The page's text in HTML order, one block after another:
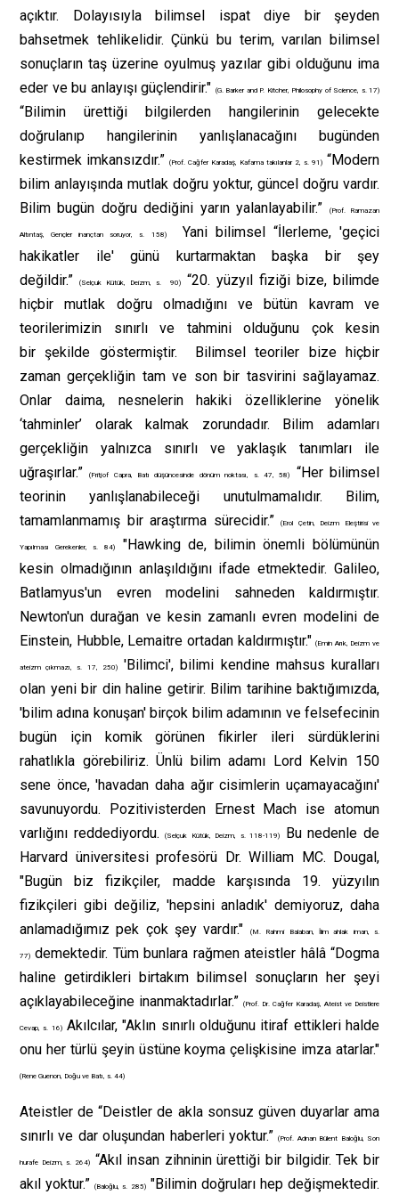
açıktır. Dolayısıyla bilimsel ispat diye bir şeyden
bahsetmek tehlikelidir. Çünkü bu terim, varılan bilimsel
sonuçların taş üzerine oyulmuş yazılar gibi olduğunu ima
eder ve bu anlayışı güçlendirir." (G. Barker and P. Kitcher, Philosophy of Science, s. 17)
“Bilimin ürettiği bilgilerden hangilerinin gelecekte
doğrulanıp hangilerinin yanlışlanacağını bugünden
kestirmek imkansızdır.” (Prof. Cağfer Karadaş, Kafama takılanlar 2, s. 91) “Modern
bilim anlayışında mutlak doğru yoktur, güncel doğru vardır.
Bilim bugün doğru dediğini yarın yalanlayabilir.”
(Prof. Ramazan
Altıntaş, Gençler inançtan soruyor, s. 158)Yani bilimsel “İlerleme, 'geçici
hakikatler ile' günü kurtarmaktan başka bir şey
değildir.”
(Selçuk Kütük, Deizm, s. 90)
“20. yüzyıl fiziği bize, bilimde
hiçbir mutlak doğru olmadığını ve bütün kavram ve
teorilerimizin sınırlı ve tahmini olduğunu çok kesin
bir şekilde göstermiştir. Bilimsel teoriler bize hiçbir
zaman gerçekliğin tam ve son bir tasvirini sağlayamaz.
Onlar daima, nesnelerin hakiki özelliklerine yönelik
‘tahminler’ olarak kalmak zorundadır. Bilim adamları
gerçekliğin yalnızca sınırlı ve yaklaşık tanımları ile
uğraşırlar.”(Fritjof Capra, Batı düşüncesinde dönüm noktası, s. 47, 58)
“Her bilimsel
teorinin yanlışlanabileceği unutulmamalıdır. Bilim,
tamamlanmamış bir araştırma sürecidir.”
(Erol Çetin, Deizm Eleştirisi ve
Yapılması Gerekenler, s. 84)"Hawking de, bilimin önemli bölümünün
kesin olmadığının anlaşıldığını ifade etmektedir. Galileo,
Batlamyus'un evren modelini sahneden kaldırmıştır.
Newton'un durağan ve kesin zamanlı evren modelini de
Einstein, Hubble, Lemaitre ortadan kaldırmıştır."(Emin Arık, Deizm ve
ateizm çıkmazı, s. 17, 250)'Bilimci', bilimi kendine mahsus kuralları
olan yeni bir din haline getirir. Bilim tarihine baktığımızda,
'bilim adına konuşan' birçok bilim adamının ve felsefecinin
bugün için komik görünen fikirler ileri sürdüklerini
rahatlıkla görebiliriz. Ünlü bilim adamı Lord Kelvin 150
sene önce, 'havadan daha ağır cisimlerin uçamayacağını'
savunuyordu. Pozitivisterden Ernest Mach ise atomun
varlığını reddediyordu.(Selçuk Kütük, Deizm, s. 118-119)
Bu nedenle de
Harvard üniversitesi profesörü Dr. William MC. Dougal,
"Bugün biz fizikçiler, madde karşısında 19. yüzyılın
fizikçileri gibi değiliz, 'hepsini anladık' demiyoruz, daha
anlamadığımız pek çok şey vardır."
(M. Rahmi Balaban, İlim ahlak iman, s.
77) demektedir. Tüm bunlara rağmen ateistler hâlâ “Dogma
haline getirdikleri birtakım bilimsel sonuçların her şeyi
açıklayabileceğine inanmaktadırlar.” (Prof. Dr. Cağfer Karadaş, Ateist ve Deistlere
Cevap, s. 16)Akılcılar, "Aklın sınırlı olduğunu itiraf ettikleri halde
onu her türlü şeyin üstüne koyma çelişkisine imza atarlar."
(Rene Guenon, Doğu ve Batı, s. 44)
Ateistler de “Deistler de akla sonsuz güven duyarlar ama
sınırlı ve dar oluşundan haberleri yoktur.”(Prof. Adnan Bülent Baloğlu, Son
hurafe Deizm, s. 264)“Akıl insan zihninin ürettiği bir bilgidir. Tek bir
akıl yoktur.”(Baloğlu, s. 285)"Bilimin doğruları hep değişmektedir.